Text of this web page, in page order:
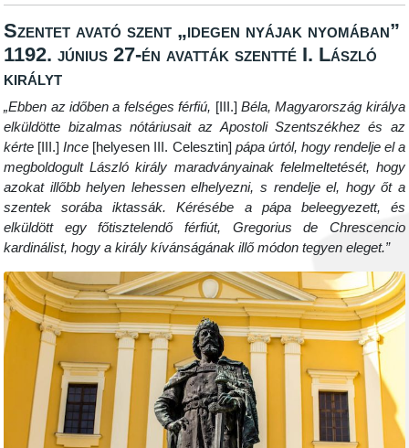
Szentet avató szent „idegen nyájak nyomában”
1192. június 27-én avatták szentté I. László
királyt
„Ebben az időben a felséges férfiú, [III.] Béla, Magyarország királya
elküldötte bizalmas nótáriusait az Apostoli Szentszékhez és az
kérte [III.]Ince [helyesen III. Celesztin] pápa úrtól, hogy rendelje el a
megboldogult László király maradványainak felelmeltetését, hogy
azokat illőbb helyen lehessen elhelyezni, s rendelje el, hogy őt a
szentek sorába iktassák. Kérésébe a pápa beleegyezett, és
elküldött egy főtisztelendő férfiút, Gregorius de Chrescencio
kardinálist, hogy a király kívánságának illő módon tegyen eleget.”